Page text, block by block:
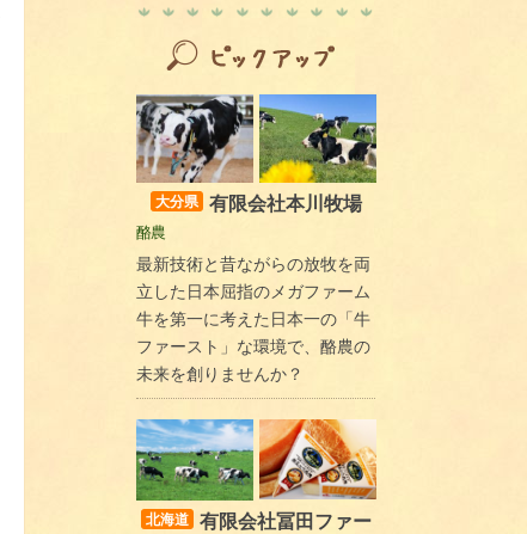
大分県 有限会社本川牧場
酪農
最新技術と昔ながらの放牧を両
立した日本屈指のメガファーム
牛を第一に考えた日本一の「牛
ファースト」な環境で、酪農の
未来を創りませんか？
北海道
有限会社冨田ファー